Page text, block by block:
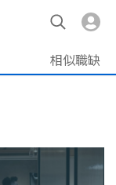
相似職缺